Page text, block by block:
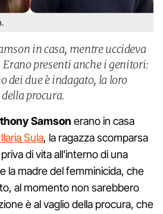
in casa, mentre uccideva
Erano presenti anche i genitori:
dei due è indagato, la loro
procura.
Samson erano in casa
Sula, la ragazza scomparsa
di vita all'interno di una
la madre del femminicida, che
al momento non sarebbero
è al vaglio della procura, che